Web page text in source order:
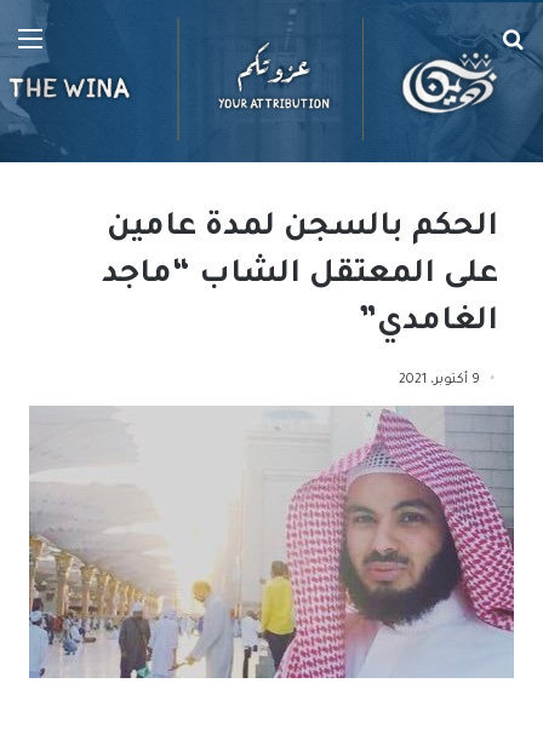
بحث
عن
الحكم بالسجن لمدة عامين
على المعتقل الشاب “ماجد
الغامدي”
9 أكتوبر، 2021